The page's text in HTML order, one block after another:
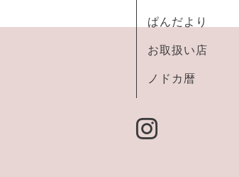
ぱんだより
お取扱い店
ノドカ暦